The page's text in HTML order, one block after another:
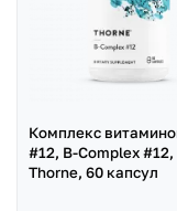
Комплекс
#12, B-Complex #12,
Thorne, 60 капсул